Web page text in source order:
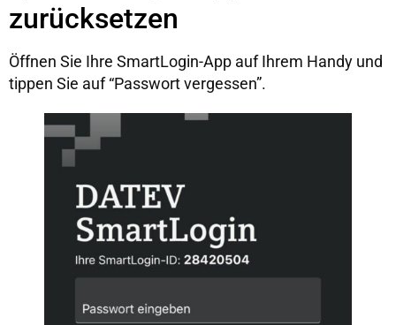
zurücksetzen
Öffnen Sie Ihre SmartLogin-App auf Ihrem Handy und
tippen Sie auf “Passwort vergessen”.